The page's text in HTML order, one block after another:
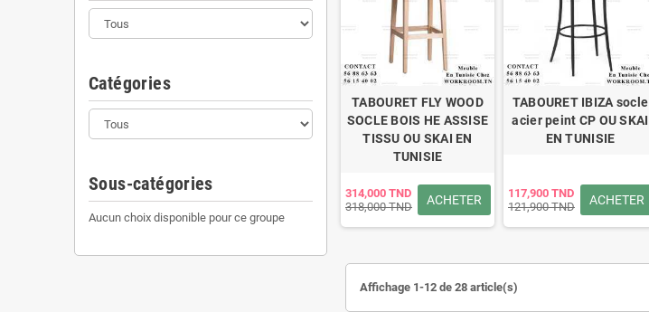
Catégories
Sous-catégories
Aucun choix disponible pour ce groupe
TABOURET FLY WOOD
SOCLE BOIS HE ASSISE
TISSU OU SKAI EN
TUNISIE
314,000 TND
318,000 TND
ACHETER
TABOURET IBIZA socle
acier peint CP OU SKAI
EN TUNISIE
117,900 TND
121,900 TND
ACHETER
Affichage 1-12 de 28 article(s)